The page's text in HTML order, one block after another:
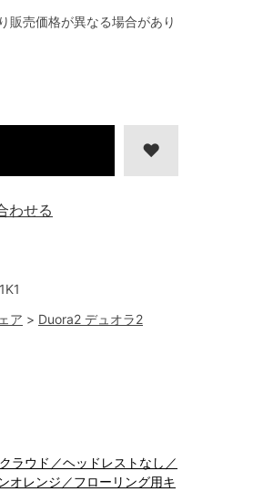
ア > Duora2 デュオラ2
販売価格が異なる場合があり
ウド／ヘッドレストなし／
オレンジ／フローリング用キ
わせる